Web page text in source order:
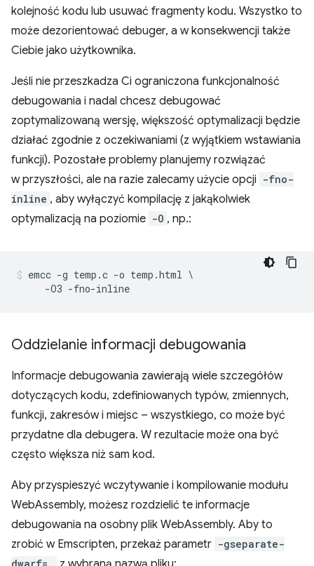
kolejność kodu lub usuwać fragmenty kodu. Wszystko to
może dezorientować debuger, a w konsekwencji także
Ciebie jako użytkownika.
Jeśli nie przeszkadza Ci ograniczona funkcjonalność
debugowania i nadal chcesz debugować
zoptymalizowaną wersję, większość optymalizacji będzie
działać zgodnie z oczekiwaniami (z wyjątkiem wstawiania
funkcji). Pozostałe problemy planujemy rozwiązać
w przyszłości, ale na razie zalecamy użycie opcji -fno-
inline , aby wyłączyć kompilację z jakąkolwiek
optymalizacją na poziomie -O , np.:
emcc -g temp.c -o temp.html \
Oddzielanie informacji debugowania
Informacje debugowania zawierają wiele szczegółów
dotyczących kodu, zdefiniowanych typów, zmiennych,
funkcji, zakresów i miejsc – wszystkiego, co może być
przydatne dla debugera. W rezultacie może ona być
często większa niż sam kod.
Aby przyspieszyć wczytywanie i kompilowanie modułu
WebAssembly, możesz rozdzielić te informacje
debugowania na osobny plik WebAssembly. Aby to
zrobić w Emscripten, przekaż parametr -gseparate-